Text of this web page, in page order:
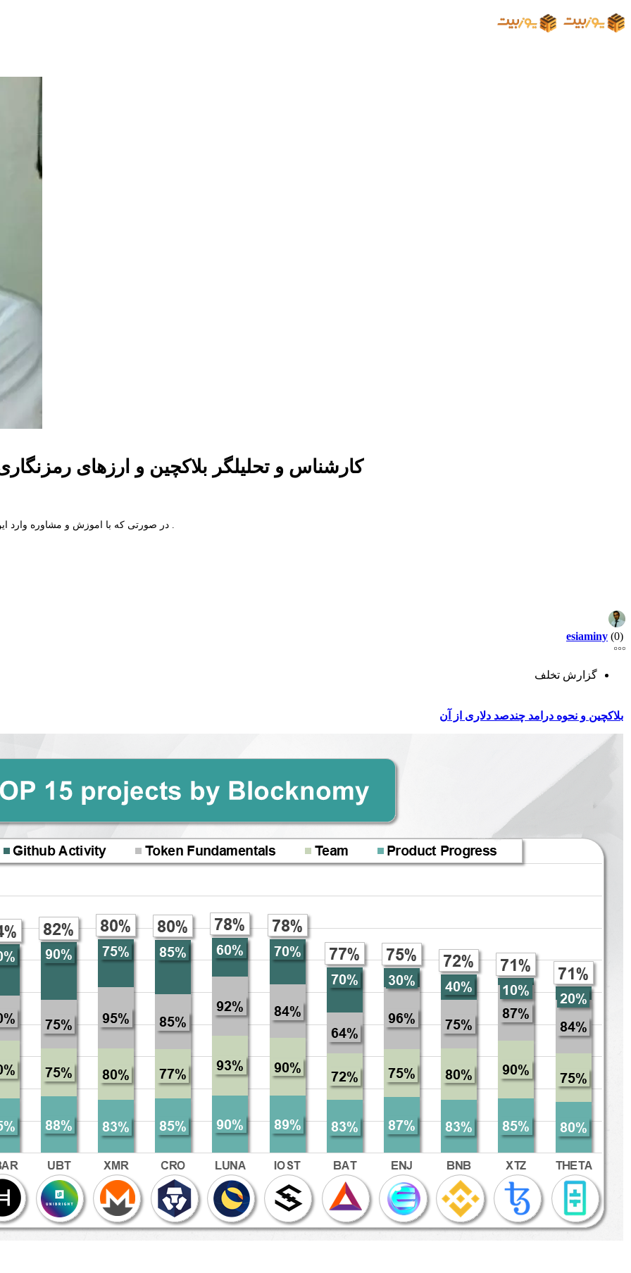
کارشناس و تحلیلگر بلاکچین و ارزهای
در صورتی که با اموزش و مشاوره وارد این حیطه بشین ، خیلی راحت میتوانید درامد دلاری بسیار بالایی ، بدست بیاورید .
esiaminy (0)
گزارش تخلف
بلاکچین و نحوه درامد چندصد دلاری از آن